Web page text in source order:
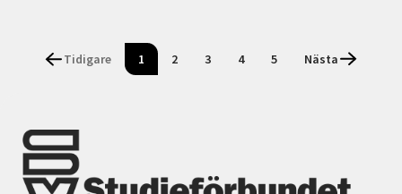
Tidigare 1 2 3 4 5 Nästa